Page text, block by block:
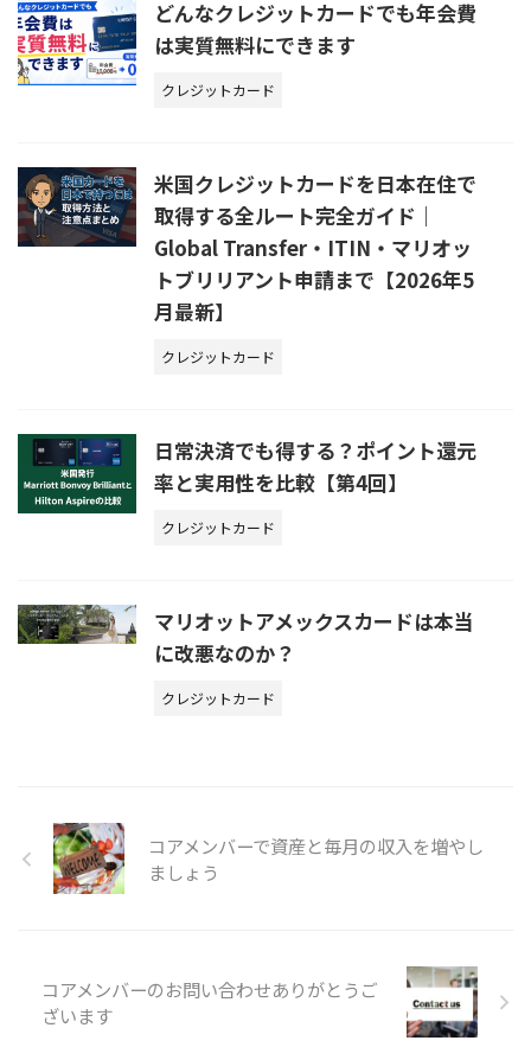
どんなクレジットカードでも年会費
は実質無料にできます
クレジットカード
米国クレジットカードを日本在住で
取得する全ルート完全ガイド｜
Global Transfer・ITIN・マリオッ
トブリリアント申請まで【2026年5
月最新】
クレジットカード
日常決済でも得する？ポイント還元
率と実用性を比較【第4回】
クレジットカード
マリオットアメックスカードは本当
に改悪なのか？
クレジットカード
コアメンバーで資産と毎月の収入を増やし
ましょう
コアメンバーのお問い合わせありがとうご
ざいます